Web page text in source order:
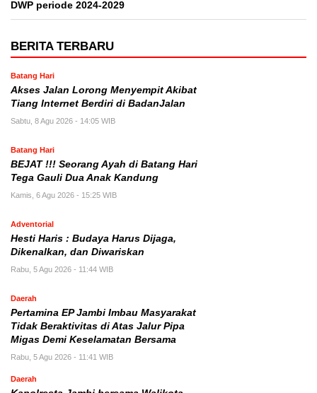
DWP periode 2024-2029
BERITA TERBARU
Batang Hari
Akses Jalan Lorong Menyempit Akibat
Tiang Internet Berdiri di BadanJalan
Sabtu, 8 Agu 2026 - 14:05 WIB
Batang Hari
BEJAT !!! Seorang Ayah di Batang Hari
Tega Gauli Dua Anak Kandung
Kamis, 6 Agu 2026 - 15:25 WIB
Adventorial
Hesti Haris : Budaya Harus Dijaga,
Dikenalkan, dan Diwariskan
Rabu, 5 Agu 2026 - 11:44 WIB
Daerah
Pertamina EP Jambi Imbau Masyarakat
Tidak Beraktivitas di Atas Jalur Pipa
Migas Demi Keselamatan Bersama
Rabu, 5 Agu 2026 - 11:41 WIB
Daerah